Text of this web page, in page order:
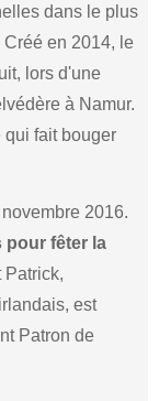
dans le plus
en 2014, le
lors d'une
à Namur.
qui fait bouger
2016.
pour fêter la
Patrick,
est
Patron de